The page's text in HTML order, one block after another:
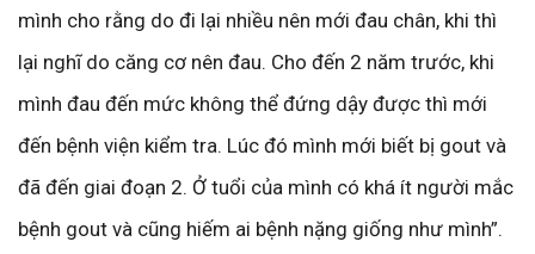
mình cho rằng do đi lại nhiều nên mới đau chân, khi thì
lại nghĩ do căng cơ nên đau. Cho đến 2 năm trước, khi
mình đau đến mức không thể đứng dậy được thì mới
đến bệnh viện kiểm tra. Lúc đó mình mới biết bị gout và
đã đến giai đoạn 2. Ở tuổi của mình có khá ít người mắc
bệnh gout và cũng hiếm ai bệnh nặng giống như mình”.